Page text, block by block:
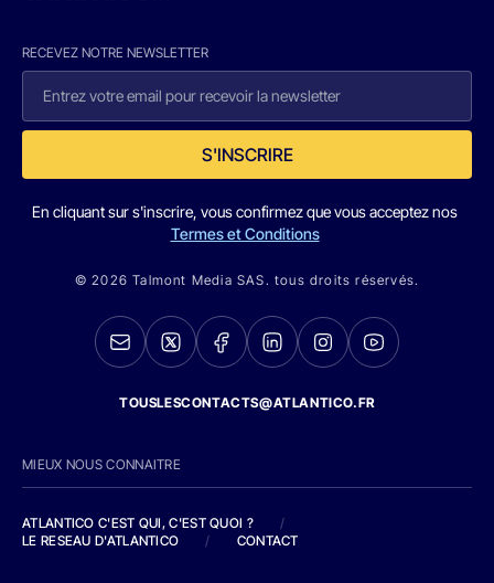
RECEVEZ NOTRE NEWSLETTER
S'INSCRIRE
En cliquant sur s'inscrire, vous confirmez que vous acceptez nos
Termes et Conditions
© 2026 Talmont Media SAS. tous droits réservés.
TOUSLESCONTACTS@ATLANTICO.FR
MIEUX NOUS CONNAITRE
ATLANTICO C'EST QUI, C'EST QUOI ?
/
LE RESEAU D'ATLANTICO
/ CONTACT